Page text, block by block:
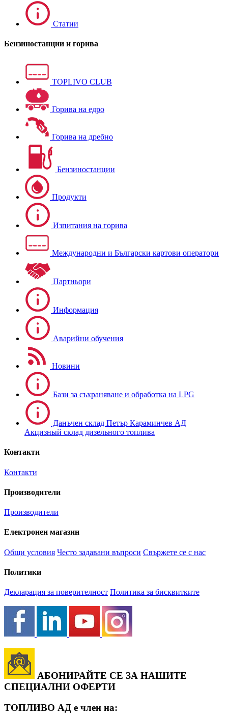
Статии
Бензиностанции и горива
TOPLIVO CLUB
Горива на едро
Горива на дребно
Бензиностанции
Продукти
Изпитания на горива
Международни и Български картови оператори
Партньори
Информация
Аварийни обучения
Новини
Бази за съхраняване и обработка на LPG
Данъчен склад Петър Караминчев АД
Акцизный склад дизельного топлива
Контакти
Контакти
Производители
Производители
Електронен магазин
Общи условия Често задавани въпроси Свържете се с нас
Политики
Декларация за поверителност Политика за бисквитките
АБОНИРАЙТЕ СЕ ЗА НАШИТЕ
СПЕЦИАЛНИ ОФЕРТИ
ТОПЛИВО АД е член на: